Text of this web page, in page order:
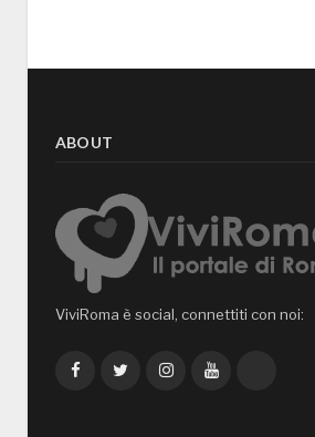
ABOUT
ViviRoma è social, connettiti con noi:
FacebookTwitterInstagramYouTube